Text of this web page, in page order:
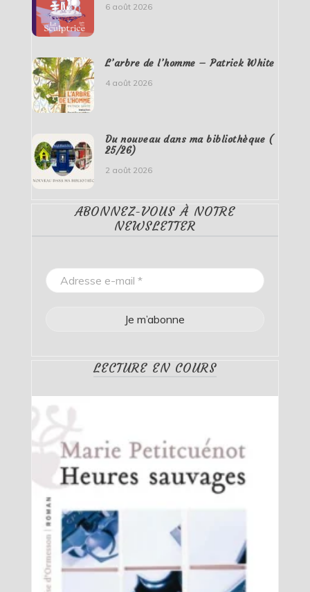
6 août 2026
L’arbre de l’homme – Patrick White
4 août 2026
Du nouveau dans ma bibliothèque (
25/26)
2 août 2026
ABONNEZ-VOUS À NOTRE
NEWSLETTER
LECTURE EN COURS